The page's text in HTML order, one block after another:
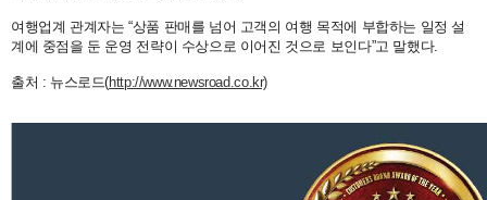
여행업계 관계자는 “상품 판매를 넘어 고객의 여행 목적에 부합하는 일정 설
계에 중점을 둔 운영 전략이 수상으로 이어진 것으로 보인다”고 말했다.
출처 : 뉴스로드(http://www.newsroad.co.kr)